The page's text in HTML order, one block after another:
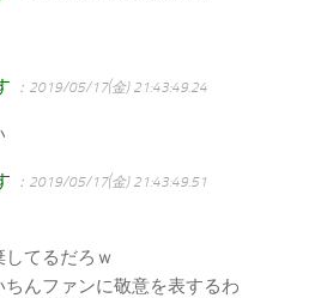
：2019/05/17(金) 21:43:49.24
：2019/05/17(金) 21:43:49.51
てるだろｗ
んファンに敬意を表するわ